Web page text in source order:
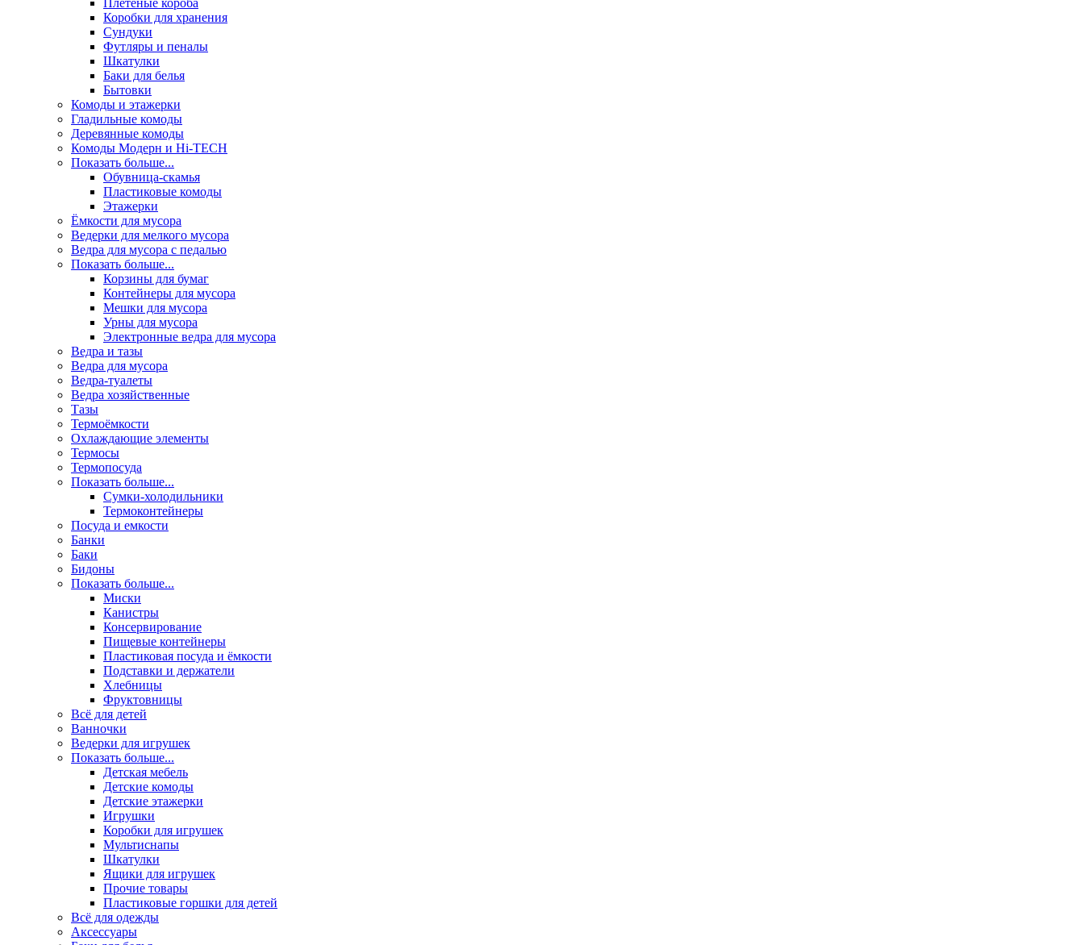
Плетеные короба
Коробки для хранения
Сундуки
Футляры и пеналы
Шкатулки
Баки для белья
Бытовки
Комоды и этажерки
Гладильные комоды
Деревянные комоды
Комоды Модерн и Hi-TECH
Показать больше...
Обувница-скамья
Пластиковые комоды
Этажерки
Ёмкости для мусора
Ведерки для мелкого мусора
Ведра для мусора с педалью
Показать больше...
Корзины для бумаг
Контейнеры для мусора
Мешки для мусора
Урны для мусора
Электронные ведра для мусора
Ведра и тазы
Ведра для мусора
Ведра-туалеты
Ведра хозяйственные
Тазы
Термоёмкости
Охлаждающие элементы
Термосы
Термопосуда
Показать больше...
Сумки-холодильники
Термоконтейнеры
Посуда и емкости
Банки
Баки
Бидоны
Показать больше...
Миски
Канистры
Консервирование
Пищевые контейнеры
Пластиковая посуда и ёмкости
Подставки и держатели
Хлебницы
Фруктовницы
Всё для детей
Ванночки
Ведерки для игрушек
Показать больше...
Детская мебель
Детские комоды
Детские этажерки
Игрушки
Коробки для игрушек
Мультиснапы
Шкатулки
Ящики для игрушек
Прочие товары
Пластиковые горшки для детей
Всё для одежды
Аксессуары